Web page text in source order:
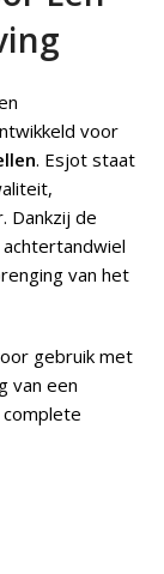
voor
. Esjot staat
Dankzij de
van het
gebruik met
van een